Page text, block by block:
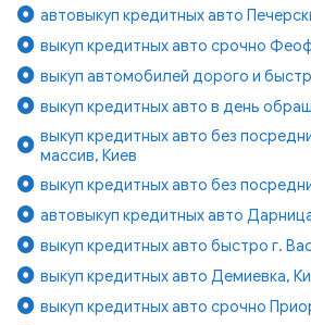
автовыкуп кредитных авто
выкуп кредитных авто срочно
выкуп автомобилей дорого и
выкуп кредитных авто в день
выкуп кредитных авто без
массив, Киев
выкуп кредитных авто без
автовыкуп кредитных авто
выкуп кредитных авто быстро г.
выкуп кредитных авто Демиевка,
выкуп кредитных авто срочно